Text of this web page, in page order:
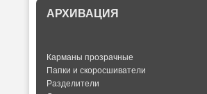
АРХИВАЦИЯ
Карманы прозрачные
Папки и скоросшиватели
Разделители